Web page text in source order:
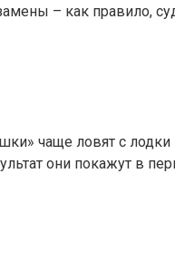
– как правило,
чаще ловят с
они покажут в